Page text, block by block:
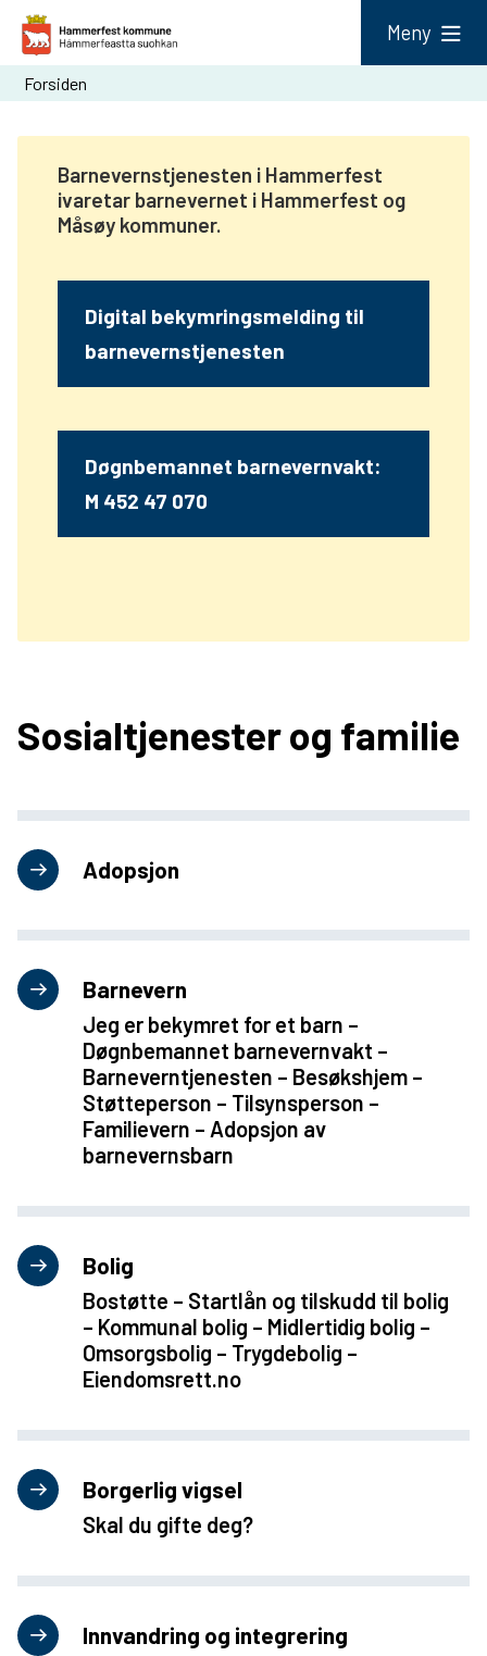
H
a
m
m
Meny
Du
Forsiden
Barnevernstjenesten i Hammerfest
ivaretar barnevernet i Hammerfest og
Måsøy kommuner.
Digital bekymringsmelding til
barnevernstjenesten
Døgnbemannet barnevernvakt:
M 452 47 070
Sosialtjenester og familie
Adopsjon
Barnevern
Jeg er bekymret for et barn –
Døgnbemannet barnevernvakt –
Barneverntjenesten – Besøkshjem –
Støtteperson – Tilsynsperson –
Familievern – Adopsjon av
barnevernsbarn
Bolig
Bostøtte – Startlån og tilskudd til bolig
– Kommunal bolig – Midlertidig bolig –
Omsorgsbolig – Trygdebolig –
Eiendomsrett.no
Borgerlig vigsel
Skal du gifte deg?
Innvandring og integrering